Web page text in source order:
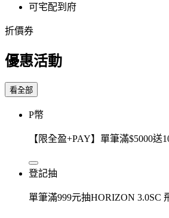
可宅配到府
折價券
優惠活動
看全部
P幣
【限全盈+PAY】單筆滿$5000送
登記抽
單筆滿999元抽HORIZON 3.0SC